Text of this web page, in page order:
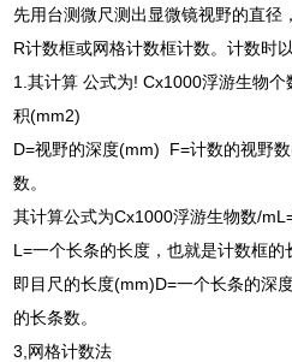
先用台测微尺测出显微镜视野的直径
R计数框或网格计数框计数。计数时
1.其计算 公式为! Cx1000浮游生物
积(mm2)
D=视野的深度(mm) F=计数的视野
数。
其计算公式为Cx1000浮游生物数/
L=一个长条的长度，也就是计数框的
即目尺的长度(mm)D=一个长条的深
的长条数。
3,网格计数法